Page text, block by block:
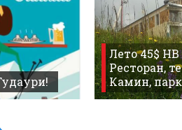
Лето 45$ HB
Ресторан,
Камин,